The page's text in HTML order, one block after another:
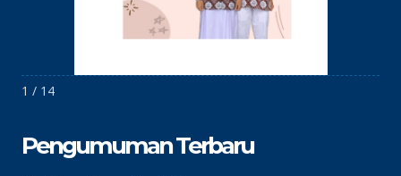
1 / 14
Pengumuman Terbaru